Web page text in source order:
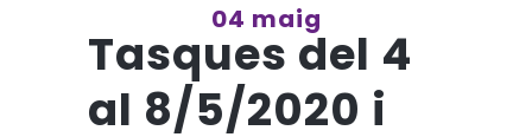
04 maig
Tasques del 4
al 8/5/2020 i